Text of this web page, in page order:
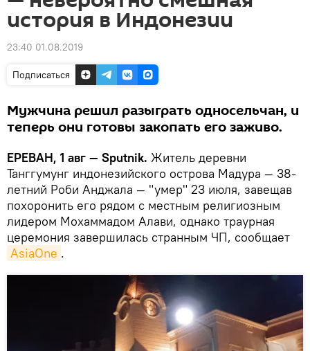
история в Индонезии
23:40 01.08.2019
Подписаться
Мужчина решил разыграть односельчан, и
теперь они готовы закопать его заживо.
ЕРЕВАН, 1 авг — Sputnik. Житель деревни
Танггумунг индонезийского острова Мадура — 38-
летний Роби Анджала — "умер" 23 июля, завещав
похоронить его рядом с местным религиозным
лидером Мохаммадом Алави, однако траурная
церемония завершилась странным ЧП, сообщает
AsiaOne .